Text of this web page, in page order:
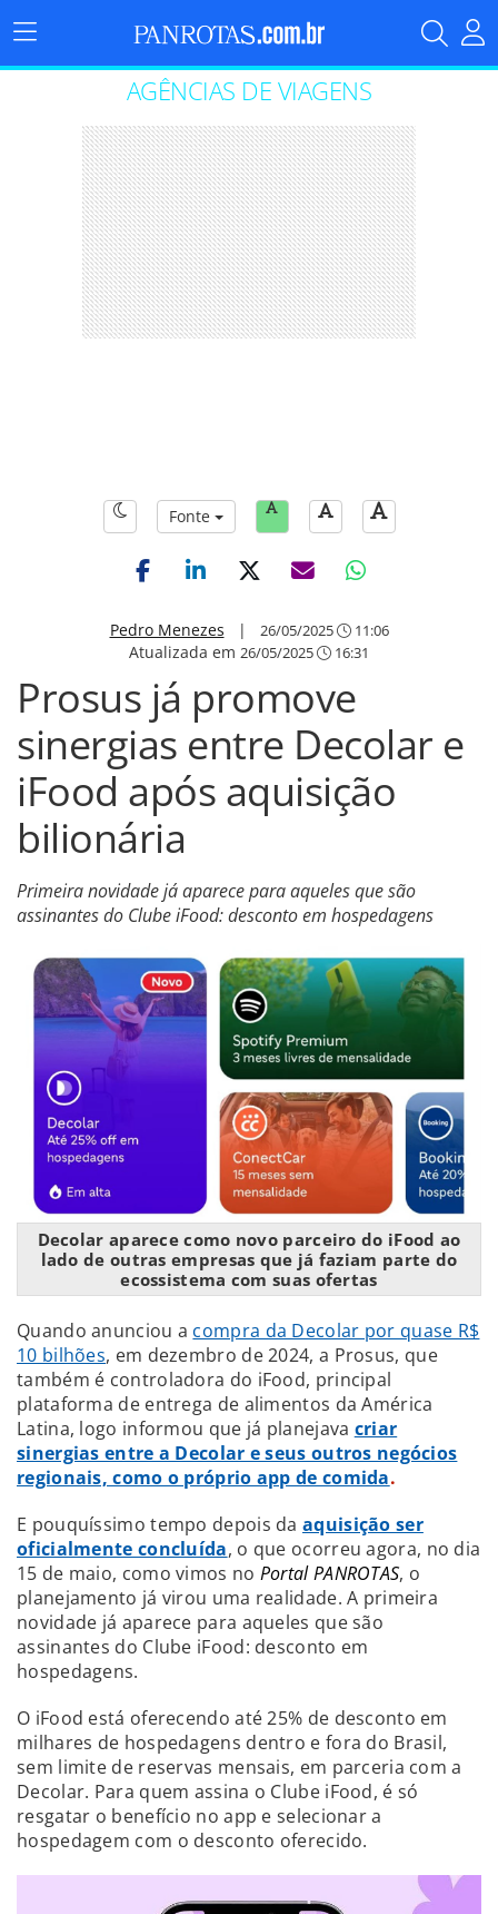
Menu
Principal
AGÊNCIAS DE VIAGENS
Fonte
Pedro Menezes | 26/05/2025 11:06
Atualizada em 26/05/2025 16:31
Prosus já promove
sinergias entre Decolar e
iFood após aquisição
bilionária
Primeira novidade já aparece para aqueles que são
assinantes do Clube iFood: desconto em hospedagens
Decolar aparece como novo parceiro do iFood ao
lado de outras empresas que já faziam parte do
ecossistema com suas ofertas
Quando anunciou a compra da Decolar por quase R$
10 bilhões, em dezembro de 2024, a Prosus, que
também é controladora do iFood, principal
plataforma de entrega de alimentos da América
Latina, logo informou que já planejava criar
sinergias entre a Decolar e seus outros negócios
regionais, como o próprio app de comida.
E pouquíssimo tempo depois da aquisição ser
oficialmente concluída, o que ocorreu agora, no dia
15 de maio, como vimos no Portal PANROTAS, o
planejamento já virou uma realidade. A primeira
novidade já aparece para aqueles que são
assinantes do Clube iFood: desconto em
hospedagens.
O iFood está oferecendo até 25% de desconto em
milhares de hospedagens dentro e fora do Brasil,
sem limite de reservas mensais, em parceria com a
Decolar. Para quem assina o Clube iFood, é só
resgatar o benefício no app e selecionar a
hospedagem com o desconto oferecido.